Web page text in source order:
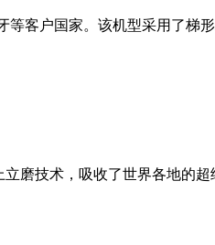
客户国家。该机型采用了梯
磨技术，吸收了世界各地的